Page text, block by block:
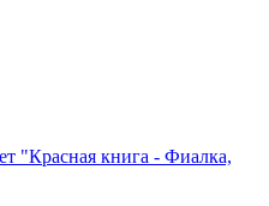
"Красная книга - Фиалка,